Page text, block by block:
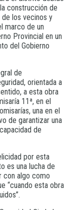
construcción de
de los vecinos y
marco de un
Provincial en un
del Gobierno
de
orientada a
a esta obra
11ª, en el
una en el
de garantizar una
de
por esta
es una lucha de
con algo como
“cuando esta obra